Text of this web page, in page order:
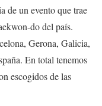
de un evento que trae
do del país.
Gerona, Galicia,
En total tenemos
escogidos de las